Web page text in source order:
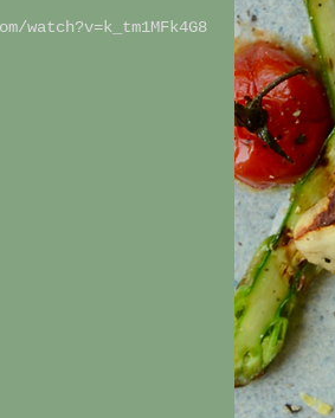
watch?v=k_tm1MFk4G8